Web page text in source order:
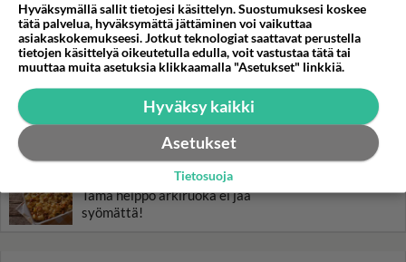
Luetuimmat: Aarne Pelkonen
ja Noora Louhimo vihdoinkin
yhdessä - Tätä moni jo odotti
Danny, 83, teki yllättävän
teon - Missä on 25-vuotias
Helmi Loukasmäki?
Kun yksi kauhallinen ei riitä...
Tämä helppo arkiruoka ei jää
syömättä!
Hyväksymällä sallit tietojesi käsittelyn. Suostumuksesi koskee
tätä palvelua, hyväksymättä jättäminen voi vaikuttaa
asiakaskokemukseesi. Jotkut teknologiat saattavat perustella
tietojen käsittelyä oikeutetulla edulla, voit vastustaa tätä tai
muuttaa muita asetuksia klikkaamalla "Asetukset" linkkiä.
Hyväksy kaikki
Asetukset
Tietosuoja